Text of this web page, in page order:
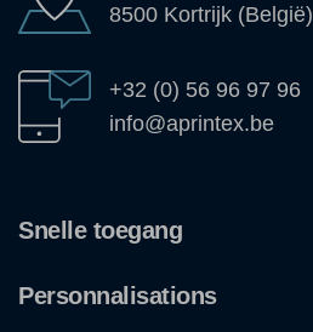
8500 Kortrijk (België)
+32 (0) 56 96 97 96
info@aprintex.be
Snelle toegang
Personnalisations